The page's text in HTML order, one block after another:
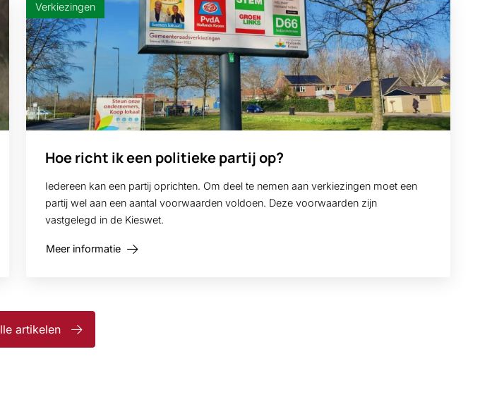
Hoe richt ik een politieke partij op?
Verkiezingen
Iedereen kan een partij oprichten. Om deel te nemen aan verkiezingen moet een
partij wel aan een aantal voorwaarden voldoen. Deze voorwaarden zijn
vastgelegd in de Kieswet.
Meer informatie
artikelen